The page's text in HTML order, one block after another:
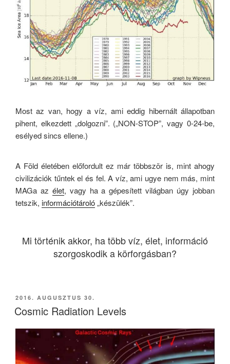
Most az van, hogy a víz, ami eddig hibernált állapotban
pihent, elkezdett „dolgozni”. („NON-STOP”, vagy 0-24-be,
esélyed sincs ellene.)
A Föld életében előfordult ez már többször is, mint ahogy
civilizációk tűntek el és fel. A víz, ami ugye nem más, mint
MAGa az élet, vagy ha a gépesített világban úgy jobban
tetszik, információtároló„készülék”.
Mi történik akkor, ha több víz, élet, információ
szorgoskodik a körforgásban?
BEKÜLDVE:
2016. AUGUSZTUS 30.
Cosmic Radiation Levels